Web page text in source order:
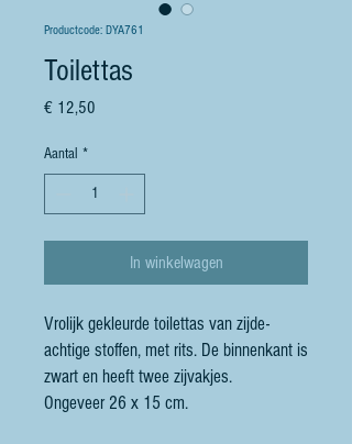
Productcode: DYA761
Toilettas
€ 12,50
Aantal *
In winkelwagen
Vrolijk gekleurde toilettas van zijde-
achtige stoffen, met rits. De binnenkant is
zwart en heeft twee zijvakjes.
Ongeveer 26 x 15 cm.